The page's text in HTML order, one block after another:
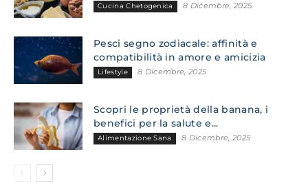
Cucina Chetogenica 8 Dicembre, 2025
Pesci segno zodiacale: affinità e
compatibilità in amore e amicizia
Lifestyle 8 Dicembre, 2025
Scopri le proprietà della banana, i
benefici per la salute e...
Alimentazione Sana 8 Dicembre, 2025